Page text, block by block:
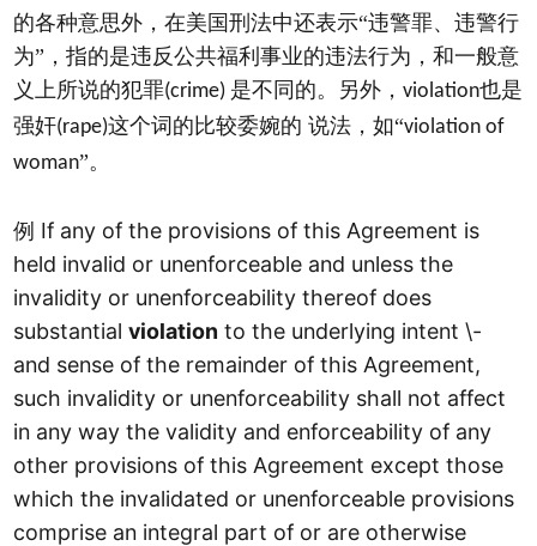
的各种意思外，在美国刑法中还表示“违警罪、违警行
为”，指的是违反公共福利事业的违法行为，和一般意
义上所说的犯罪(crime) 是不同的。另外，violation也是
强奸(rape)这个词的比较委婉的 说法，如“violation of
woman”。
例 If any of the provisions of this Agreement is
held invalid or unenforceable and unless the
invalidity or unenforceability thereof does
substantialviolation to the underlying intent \-
and sense of the remainder of this Agreement,
such invalidity or unenforceability shall not affect
in any way the validity and enforceability of any
other provisions of this Agreement except those
which the invalidated or unenforceable provisions
comprise an integral part of or are otherwise